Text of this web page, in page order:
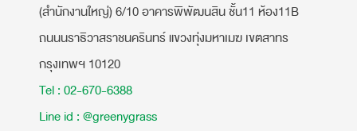
(สำนักงานใหญ่) 6/10 อาคารพิพัฒนสิน ชั้น11 ห้อง11B
ถนนนราธิวาสราชนครินทร์ แขวงทุ่งมหาเมฆ เขตสาทร
กรุงเทพฯ 10120
Tel : 02-670-6388
Line id : @greenygrass